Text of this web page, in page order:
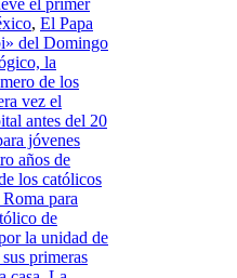
el primer
, El Papa
del Domingo
la
de los
vez el
antes del 20
jóvenes
años de
los católicos
para
de
la unidad de
primeras